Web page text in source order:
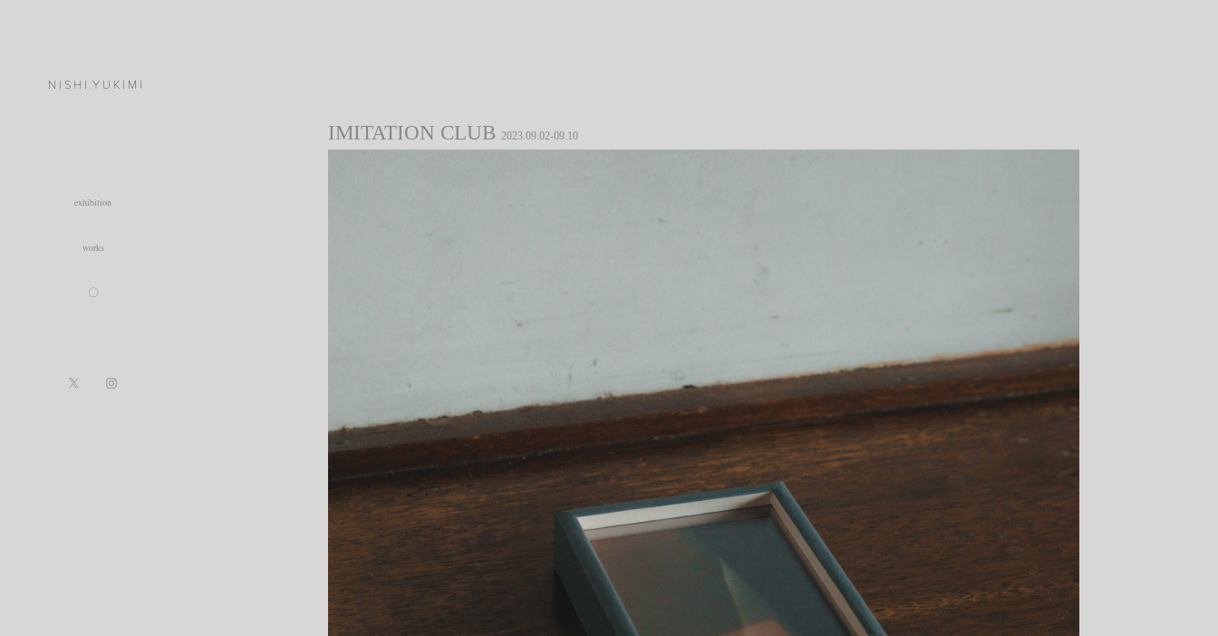
N I S H I  Y U K I M I
exhibition
works
〇
IMITATION CLUB 2023.09.02-09.10